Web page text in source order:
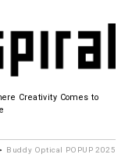
Creativity Comes to
Buddy Optical POPUP 2025